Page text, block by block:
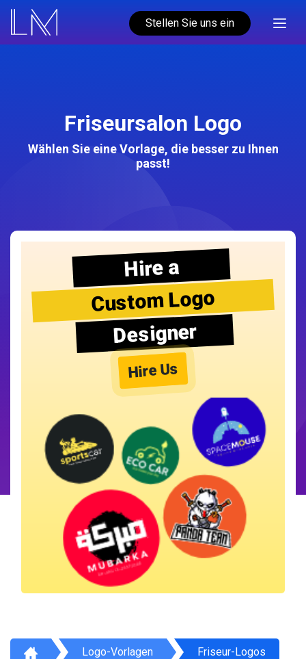
Stellen Sie uns ein
Friseursalon Logo
Wählen Sie eine Vorlage, die besser zu Ihnen
passt!
Hire a
Custom Logo
Designer
Hire Us
Logo-Vorlagen Friseur-Logos